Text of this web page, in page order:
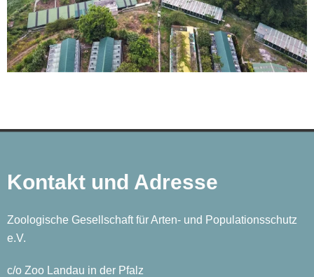
Kontakt und Adresse
Zoologische Gesellschaft für Arten- und Populationsschutz
e.V.
c/o Zoo Landau in der Pfalz